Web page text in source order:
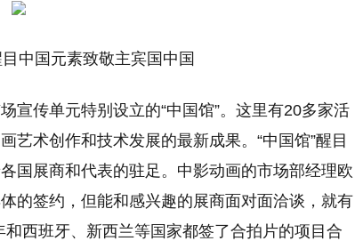
中国元素致敬主宾国中国
宣传单元特别设立的“中国馆”。这里有20多家活
艺术创作和技术发展的最新成果。“中国馆”醒目
国展商和代表的驻足。中影动画的市场部经理欧
的签约，但能和感兴趣的展商面对面洽谈，就有
西班牙、新西兰等国家都签了合拍片的项目合